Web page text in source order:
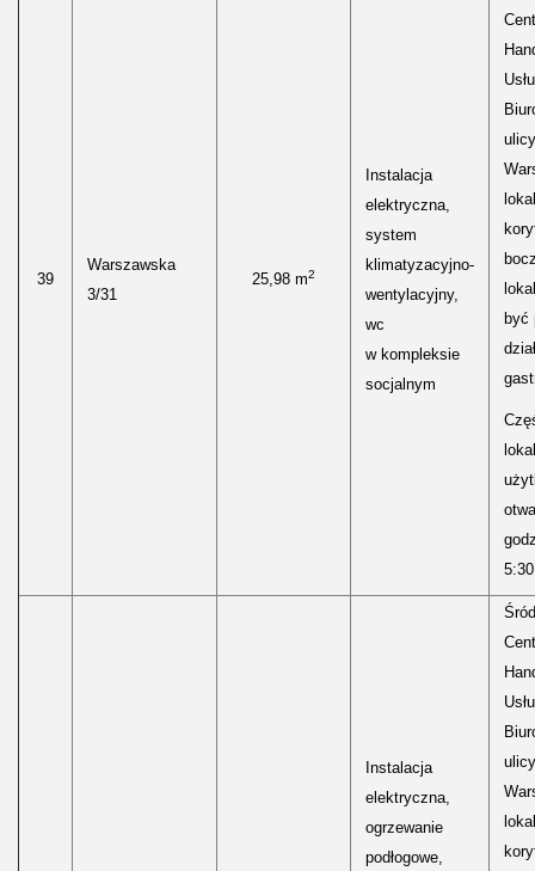
39
Warszawska
3/31
25,98 m2
Instalacja
elektryczna,
system
klimatyzacyjno-
wentylacyjny,
wc
w kompleksie
socjalnym
ulicy
być
Instalacja
elektryczna,
ogrzewanie
podłogowe,
ulicy